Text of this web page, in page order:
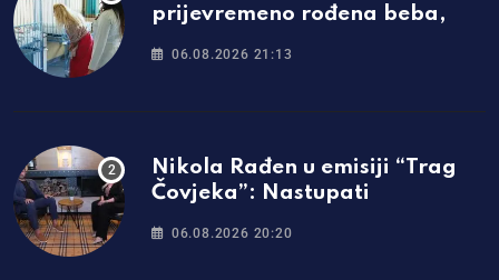
prijevremeno rođena beba,
06.08.2026 21:13
Nikola Rađen u emisiji “Trag
Čovjeka”: Nastupati
06.08.2026 20:20